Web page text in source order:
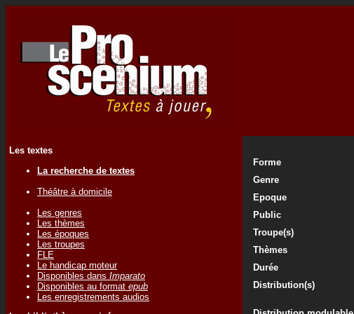
Les textes
La recherche de textes
Théâtre à domicile
Les genres
Les thèmes
Les époques
Les troupes
FLE
Le handicap moteur
Disponibles dans Imparato
Disponibles au format epub
Les enregistrements audios
Forme
Genre
Epoque
Public
Troupe(s)
Thèmes
Durée
Distribution(s)